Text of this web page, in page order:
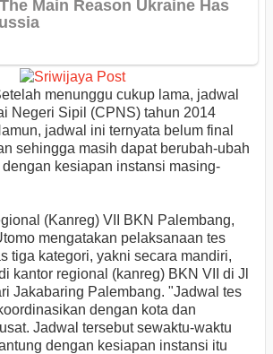
menunggu cukup lama, jadwal
Negeri Sipil (CPNS) tahun 2014
jadwal ini ternyata belum final
sehingga masih dapat berubah-ubah
kesiapan instansi masing-
(Kanreg) VII BKN Palembang,
mengatakan pelaksanaan tes
tiga kategori, yakni secara mandiri,
kantor regional (kanreg) BKN VII di Jl
Jakabaring Palembang. "Jadwal tes
dengan kota dan
Jadwal tersebut sewaktu-waktu
dengan kesiapan instansi itu